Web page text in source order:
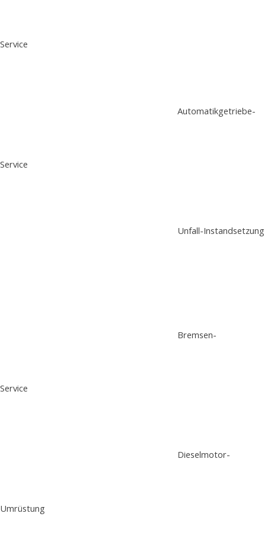
Service
Automatikgetriebe-
Service
Unfall-Instandsetzung
Bremsen-
Service
Dieselmotor-
Umrüstung